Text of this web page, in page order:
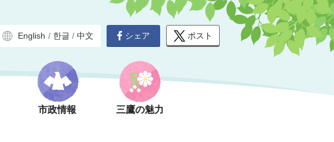
English / 한글 / 中文
市政情報 三鷹の魅力
シェア ポスト